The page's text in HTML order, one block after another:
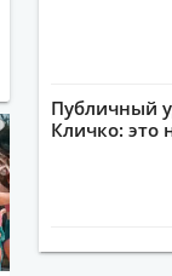
Публичный
Кличко: это